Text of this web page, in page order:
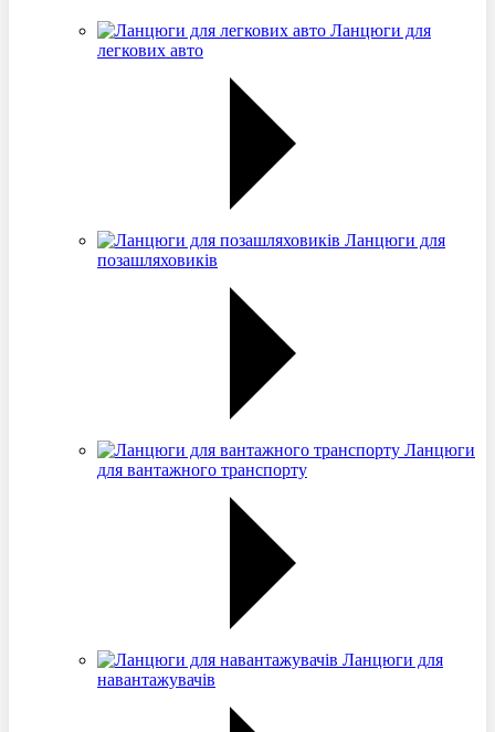
Ланцюги для
легкових авто
Ланцюги для
позашляховиків
Ланцюги
для вантажного транспорту
Ланцюги для
навантажувачів